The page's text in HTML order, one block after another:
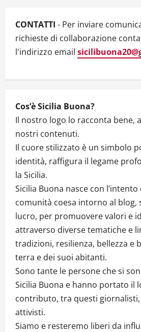
a
t
i
n
CONTATTI - Per inviare
richieste di collaborazione
l'indirizzo email
Cos’è Sicilia Buona?
Il nostro logo lo racconta bene,
nostri contenuti.
Il cuore stilizzato è un simbolo
identità, raffigura il legame
la Sicilia.
Sicilia Buona nasce con
comunità coesa intorno al blog,
lucro, per promuovere valori e
attraverso diverse tematiche e
tradizioni, resilienza, bellezza e
terra e dei suoi abitanti.
Sono tante le persone che si
Sicilia Buona e hanno portato il
contributo, tra questi
attivisti.
Siamo e resteremo liberi da